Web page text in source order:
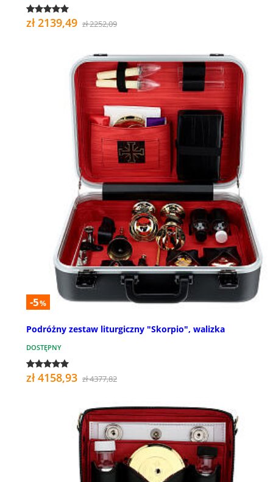
zł 2139,49 zł 2252,09
-5%
Podróżny zestaw liturgiczny "Skorpio", walizka
DOSTĘPNY
zł 4158,93 zł 4377,82